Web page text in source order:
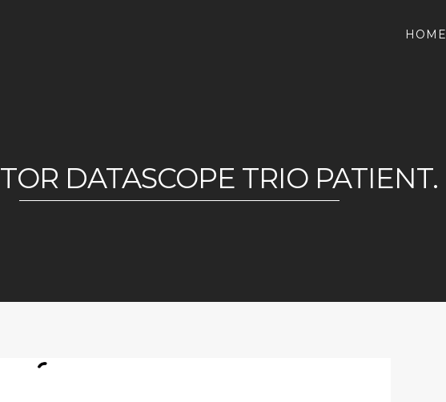
HOME
DATASCOPE TRIO PATIENT.